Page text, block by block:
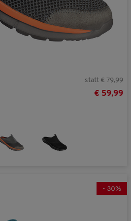
statt € 79,99
€ 59,99
- 30%